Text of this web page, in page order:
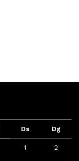
Ds Dg
1 2